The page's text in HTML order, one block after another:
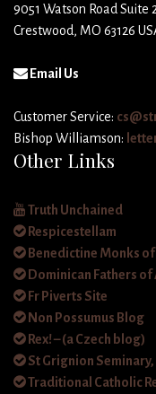
9051 Watson Road Suite
Crestwood, MO 63126
Email Us
Customer Service:
Bishop Williamson:
Other Links
Truth Unchained
Respicestellam
Benedictine Monks
Dominican Fathers of
Fr Piverts Site
Non Possumus Blog
Rex! – (a Czech blog)
St Grignion Seminary,
Traditional Catholic